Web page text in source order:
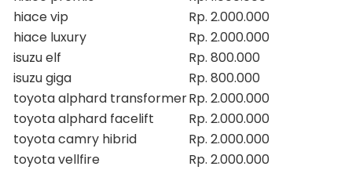
hiace vip
Rp. 2.000.000
hiace luxury
Rp. 2.000.000
isuzu elf
Rp. 800.000
isuzu giga
Rp. 800.000
toyota alphard transformerRp. 2.000.000
toyota alphard facelift
Rp. 2.000.000
toyota camry hibrid
Rp. 2.000.000
toyota vellfire
Rp. 2.000.000